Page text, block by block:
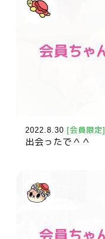
2022.8.30 [会員限定]
出会ったで＾＾